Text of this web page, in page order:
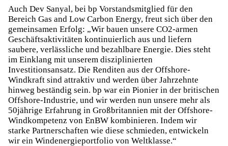
Auch Dev Sanyal, bei bp Vorstandsmitglied für den
Bereich Gas and Low Carbon Energy, freut sich über den
gemeinsamen Erfolg: „Wir bauen unsere CO2-armen
Geschäftsaktivitäten kontinuierlich aus und liefern
saubere, verlässliche und bezahlbare Energie. Dies steht
im Einklang mit unserem disziplinierten
Investitionsansatz. Die Renditen aus der Offshore-
Windkraft sind attraktiv und werden über Jahrzehnte
hinweg beständig sein. bp war ein Pionier in der britischen
Offshore-Industrie, und wir werden nun unsere mehr als
50jährige Erfahrung in Großbritannien mit der Offshore-
Windkompetenz von EnBW kombinieren. Indem wir
starke Partnerschaften wie diese schmieden, entwickeln
wir ein Windenergieportfolio von Weltklasse.“